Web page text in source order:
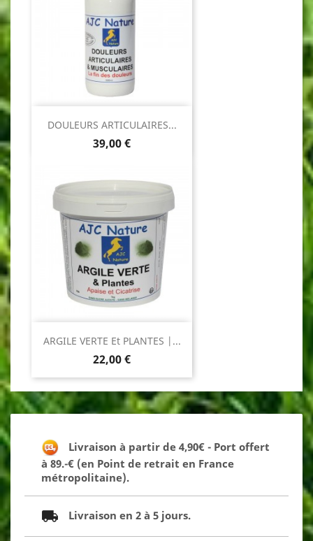
DOULEURS ARTICULAIRES...
Prix
39,00 €
ARGILE VERTE Et PLANTES |...
Prix
22,00 €
Livraison à partir de 4,90€ - Port offert
à 89.-€ (en Point de retrait en France
métropolitaine).
Livraison en 2 à 5 jours.